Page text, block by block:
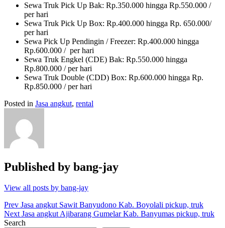
Sewa Truk Pick Up Bak: Rp.350.000 hingga Rp.550.000 /
per hari
Sewa Truk Pick Up Box: Rp.400.000 hingga Rp. 650.000/
per hari
Sewa Pick Up Pendingin / Freezer: Rp.400.000 hingga
Rp.600.000 / per hari
Sewa Truk Engkel (CDE) Bak: Rp.550.000 hingga
Rp.800.000 / per hari
Sewa Truk Double (CDD) Box: Rp.600.000 hingga Rp.
Rp.850.000 / per hari
Posted in Jasa angkut, rental
Published by bang-jay
View all posts by bang-jay
Post
navigation
Prev Jasa angkut Sawit Banyudono Kab. Boyolali pickup, truk
Next Jasa angkut Ajibarang Gumelar Kab. Banyumas pickup, truk
Search